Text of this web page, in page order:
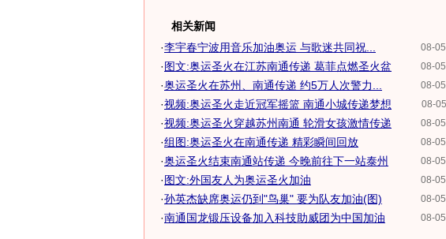
相关新闻
08-
·李宇春宁波用音乐加油奥运 与歌迷共同祝...
08-
·图文:奥运圣火在江苏南通传递 葛菲点燃圣火盆
08-
·奥运圣火在苏州、南通传递 约5万人次警力...
08-
·视频:奥运圣火走近冠军摇篮 南通小城传递梦想
08-
·视频:奥运圣火穿越苏州南通 轮滑女孩激情传递
08-
·组图:奥运圣火在南通传递 精彩瞬间回放
08-
·奥运圣火结束南通站传递 今晚前往下一站泰州
08-
·图文:外国友人为奥运圣火加油
08-
·孙英杰缺席奥运仍到"鸟巢" 要为队友加油(图)
08-
·南通国龙锻压设备加入科技助威团为中国加油